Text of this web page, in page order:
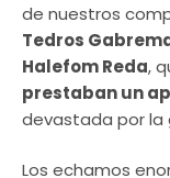
de nuestros
Tedros
Halefom Reda,
prestaban un
devastada por la
Los echamos